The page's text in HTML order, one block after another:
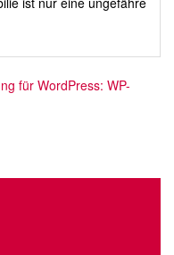
für WordPress: WP-